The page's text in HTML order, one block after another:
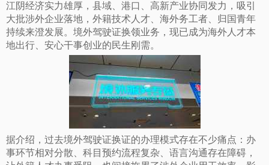
江阴经济实力雄厚，县域、港口、高新产业协同发力，吸引
大批涉外企业落地，外籍技术人才、海外务工者、归国青年
持续来澄发展。境外驾驶证换领业务，现已成为海外人才本
地出行、安心干事创业的民生刚需。
据介绍，过去境外驾驶证换证的办理模式存在不少痛点：办
事环节相对分散、科目预约流程复杂、语言沟通存在障碍，